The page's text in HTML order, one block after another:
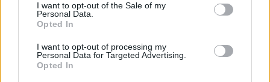
I want to opt-out of the Sale of my
Personal Data.
Opted In
I want to opt-out of processing my
Personal Data for Targeted Advertising.
Opted In
00:00:57
Savaitės vidurys nusimato karštas: temperatūra kils iki
32 laipsnių šilumos
Žinios | Orai